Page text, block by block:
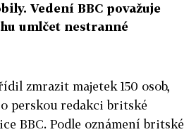
Vedení BBC považuje
umlčet nestranné
zmrazit majetek 150 osob,
perskou redakci britské
BBC. Podle oznámení britské